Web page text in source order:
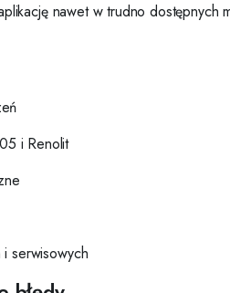
nawet w trudno
i Renolit
serwisowych